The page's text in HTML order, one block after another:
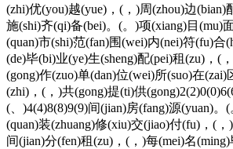
(zhi)优(you)越(yue)，(，)周(zhou)边(bian)
施(shi)齐(qi)备(bei)。(。)项(xiang)目(mu)
(quan)市(shi)范(fan)围(wei)内(nei)符(fu)合
(de)毕(bi)业(ye)生(sheng)配(pei)租(zu)，(
(gong)作(zuo)单(dan)位(wei)所(suo)在(zai)
(zhi)，(，)共(gong)提(ti)供
(、)4(4)8(8)9(9)间(jian)房(fang)源(yuan)。
(quan)装(zhuang)修(xiu)交(jiao)付(fu)，(
间(jian)分(fen)租(zu)，(，)每(mei)名